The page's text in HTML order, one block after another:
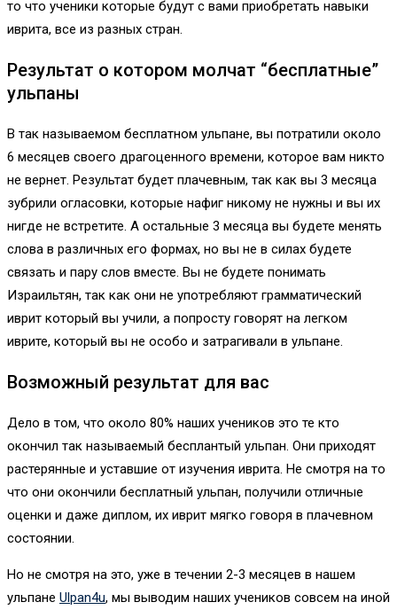
то что ученики которые будут с вами приобретать навыки
иврита, все из разных стран.
Результат о котором молчат “бесплатные”
ульпаны
В так называемом бесплатном ульпане, вы потратили около
6 месяцев своего драгоценного времени, которое вам никто
не вернет. Результат будет плачевным, так как вы 3 месяца
зубрили огласовки, которые нафиг никому не нужны и вы их
нигде не встретите. А остальные 3 месяца вы будете менять
слова в различных его формах, но вы не в силах будете
связать и пару слов вместе. Вы не будете понимать
Израильтян, так как они не употребляют грамматический
иврит который вы учили, а попросту говорят на легком
иврите, который вы не особо и затрагивали в ульпане.
Возможный результат для вас
Дело в том, что около 80% наших учеников это те кто
окончил так называемый бесплантый ульпан. Они приходят
растерянные и уставшие от изучения иврита. Не смотря на то
что они окончили бесплатный ульпан, получили отличные
оценки и даже диплом, их иврит мягко говоря в плачевном
состоянии.
Но не смотря на это, уже в течении 2-3 месяцев в нашем
ульпане Ulpan4u, мы выводим наших учеников совсем на иной